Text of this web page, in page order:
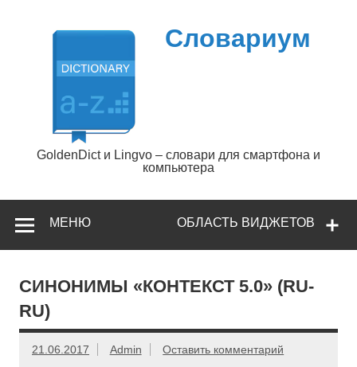
содержимому
Словариум
GoldenDict и Lingvo – словари для смартфона и
компьютера
ОБЛАСТЬ ВИДЖЕТОВ
МЕНЮ
СИНОНИМЫ «КОНТЕКСТ 5.0» (RU-
RU)
21.06.2017 Admin Оставить комментарий